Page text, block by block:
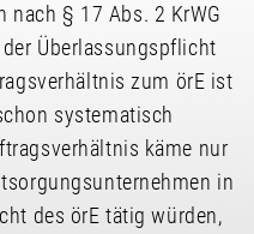
nach § 17 Abs. 2 KrWG
Überlassungspflicht
zum örE ist
systematisch
käme nur
in
des örE tätig würden,